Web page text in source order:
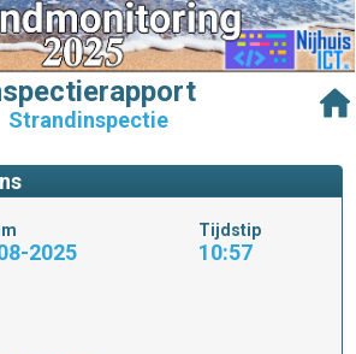
Strandinspectie
2025
Tijdstip
10:57